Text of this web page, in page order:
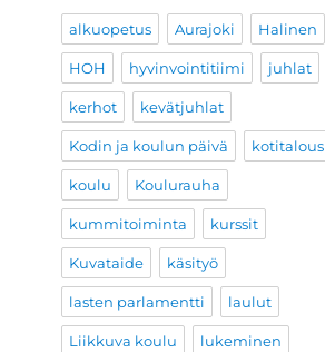
alkuopetus Aurajoki Halinen
HOH hyvinvointitiimi juhlat
kerhot kevätjuhlat
Kodin ja koulun päivä kotitalous
koulu Koulurauha
kummitoiminta kurssit
Kuvataide käsityö
lasten parlamentti laulut
Liikkuva koulu lukeminen